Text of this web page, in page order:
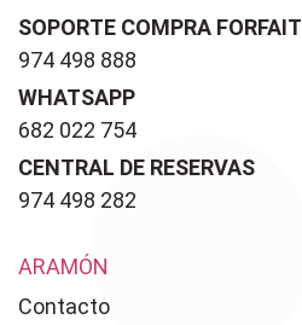
SOPORTE COMPRA FORFAIT
974 498 888
WHATSAPP
682 022 754
CENTRAL DE RESERVAS
974 498 282
ARAMÓN
Contacto